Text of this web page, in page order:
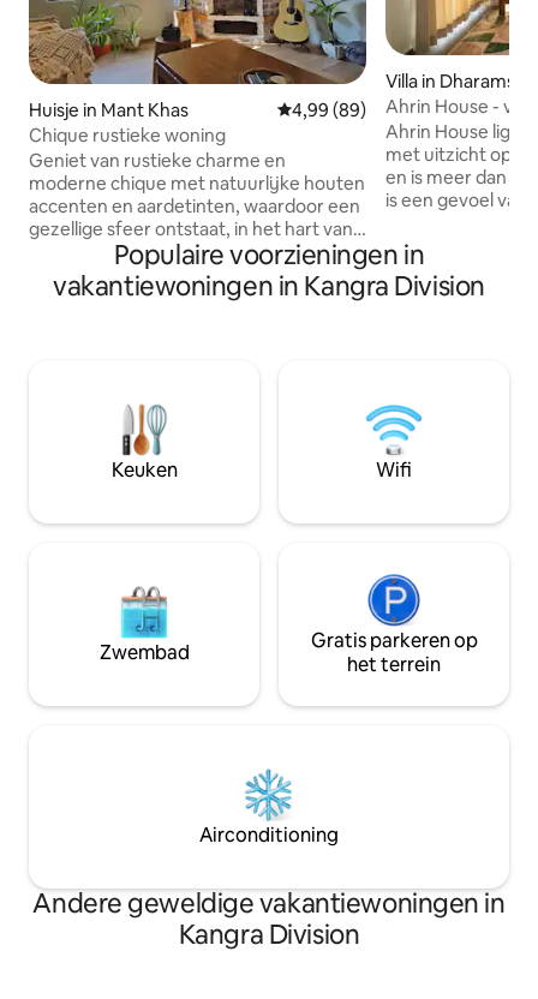
Huisje in Mant Khas Gemiddelde beoordeling van
4,99 (89)
Chique rustieke woning
Geniet van rustieke charme en
moderne chique met natuurlijke houten
accenten en aardetinten, waardoor een
gezellige sfeer ontstaat, in het hart van
Dharamshala. ✨ Wat ons huis speciaal
maakt Geniet vanuit onze tuin van een
prachtig uitzicht op de Dhauladhar.
markt, HPCA Stadium, theetuinen en
andere bezienswaardigheden liggen
binnen 5 km, waardoor
bezienswaardigheden en winkelen
Villa in
Ahrin House -
en parkeerplaats
Ahrin House ligt
met uitzicht op
en is meer dan
is een gevoel van
een droom om
gasten kunnen
het leven op hun
Dharamshala-
luchthaven
McLeodganj Mall
Populaire voorzieningen in
vakantiewoningen in Kangra Division
Keuken Wifi
Zwembad
Gratis parkeren op
het terrein
Airconditioning
Andere geweldige vakantiewoningen in
Kangra Division